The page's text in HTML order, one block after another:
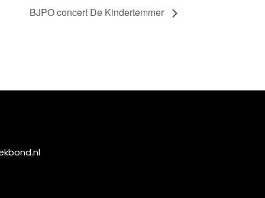
BJPO concert De Kindertemmer